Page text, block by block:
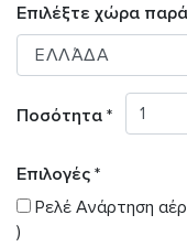
Επιλέξτε χώρα
Ποσότητα *
Επιλογές *
Ρελέ Ανάρτηση
)